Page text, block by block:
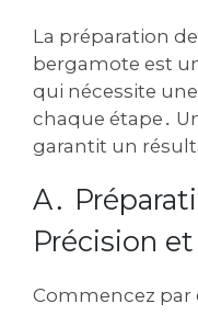
La préparation
bergamote est
qui nécessite
chaque étape․
garantit un
A․
Précision
Commencez par